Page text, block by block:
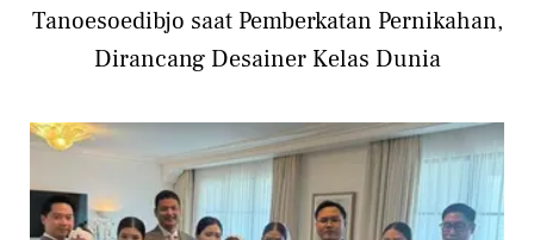
Tanoesoedibjo saat Pemberkatan Pernikahan,
Dirancang Desainer Kelas Dunia